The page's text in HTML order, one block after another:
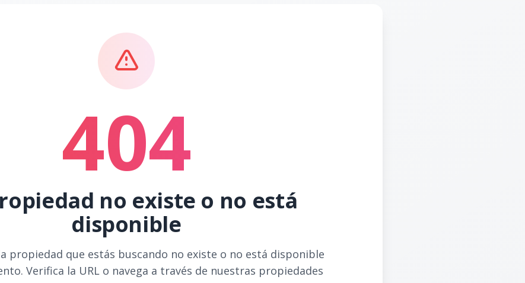
404
no existe o no está
disponible
propiedad que estás buscando no existe o no está disponible
Verifica la URL o navega a través de nuestras propiedades